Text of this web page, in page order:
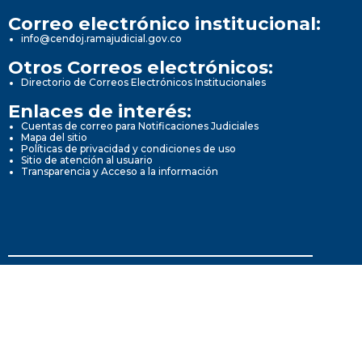
Correo electrónico institucional:
info@cendoj.ramajudicial.gov.co
Otros Correos electrónicos:
Directorio de Correos Electrónicos Institucionales
Enlaces de interés:
Cuentas de correo para Notificaciones Judiciales
Mapa del sitio
Políticas de privacidad y condiciones de uso
Sitio de atención al usuario
Transparencia y Acceso a la información